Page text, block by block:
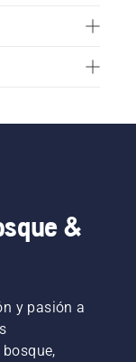
&
y pasión a